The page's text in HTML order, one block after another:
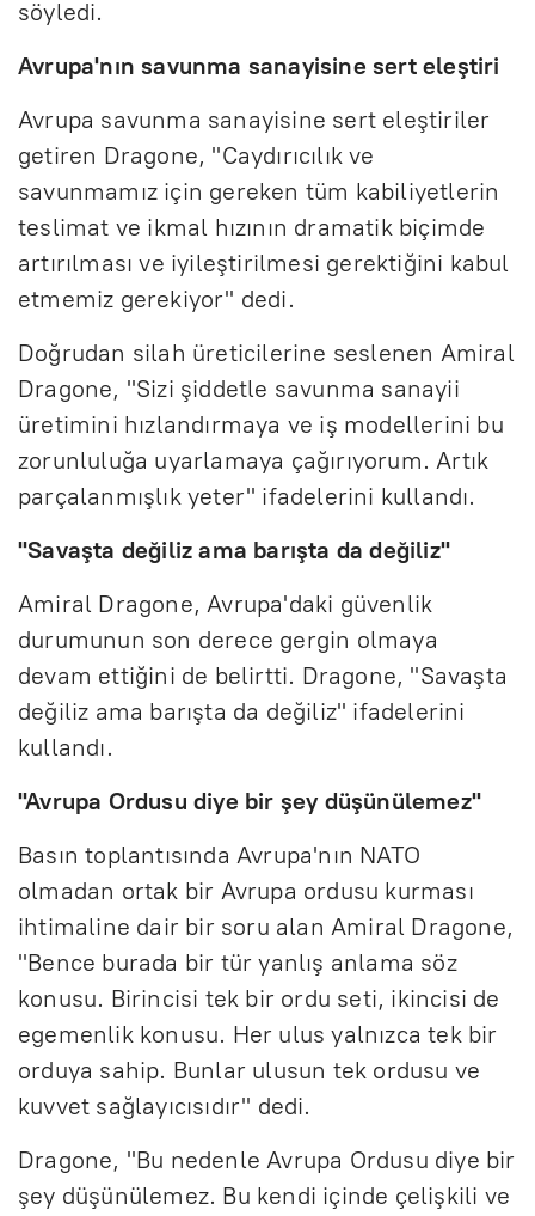
söyledi.
Avrupa'nın savunma sanayisine sert eleştiri
Avrupa savunma sanayisine sert eleştiriler
getiren Dragone, "Caydırıcılık ve
savunmamız için gereken tüm kabiliyetlerin
teslimat ve ikmal hızının dramatik biçimde
artırılması ve iyileştirilmesi gerektiğini kabul
etmemiz gerekiyor" dedi.
Doğrudan silah üreticilerine seslenen Amiral
Dragone, "Sizi şiddetle savunma sanayii
üretimini hızlandırmaya ve iş modellerini bu
zorunluluğa uyarlamaya çağırıyorum. Artık
parçalanmışlık yeter" ifadelerini kullandı.
"Savaşta değiliz ama barışta da değiliz"
Amiral Dragone, Avrupa'daki güvenlik
durumunun son derece gergin olmaya
devam ettiğini de belirtti. Dragone, "Savaşta
değiliz ama barışta da değiliz" ifadelerini
kullandı.
"Avrupa Ordusu diye bir şey düşünülemez"
Basın toplantısında Avrupa'nın NATO
olmadan ortak bir Avrupa ordusu kurması
ihtimaline dair bir soru alan Amiral Dragone,
"Bence burada bir tür yanlış anlama söz
konusu. Birincisi tek bir ordu seti, ikincisi de
egemenlik konusu. Her ulus yalnızca tek bir
orduya sahip. Bunlar ulusun tek ordusu ve
kuvvet sağlayıcısıdır" dedi.
Dragone, "Bu nedenle Avrupa Ordusu diye bir
şey düşünülemez. Bu kendi içinde çelişkili ve